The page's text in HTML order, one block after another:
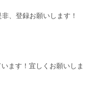
、登録お願いします！
ます！宜しくお願いしま